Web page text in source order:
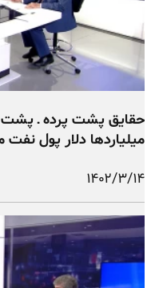
حقایق پشت پرده ـ
میلیاردها دلار پول نفت
۱۴۰۲/۳/۱۴